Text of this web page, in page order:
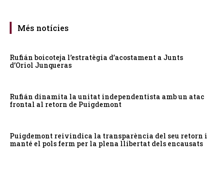
Més notícies
Rufián boicoteja l’estratègia d’acostament a Junts
d’Oriol Junqueras
Rufián dinamita la unitat independentista amb un atac
frontal al retorn de Puigdemont
Puigdemont reivindica la transparència del seu retorn i
manté el pols ferm per la plena llibertat dels encausats